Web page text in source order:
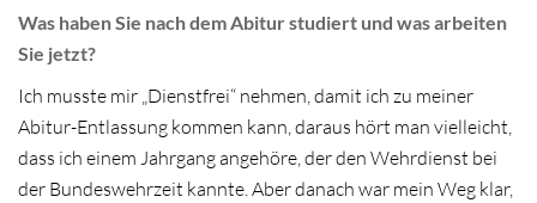
Was haben Sie nach dem Abitur studiert und was arbeiten
Sie jetzt?
Ich musste mir „Dienstfrei“ nehmen, damit ich zu meiner
Abitur-Entlassung kommen kann, daraus hört man vielleicht,
dass ich einem Jahrgang angehöre, der den Wehrdienst bei
der Bundeswehrzeit kannte. Aber danach war mein Weg klar,